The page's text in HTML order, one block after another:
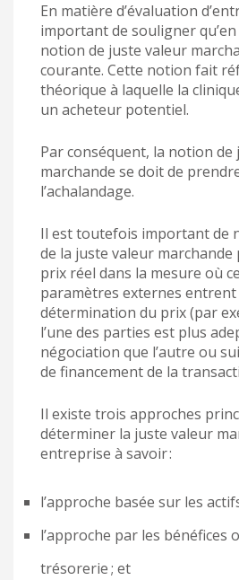
En matière d’évaluation
important de souligner
notion de juste valeur
courante. Cette notion fait
théorique à laquelle la
un acheteur potentiel.
Par conséquent, la notion de
marchande se doit de
l’achalandage.
Il est toutefois important de
de la juste valeur
prix réel dans la mesure où
paramètres externes entrent
détermination du prix (par
l’une des parties est plus
négociation que l’autre ou
de financement de la
Il existe trois approches
déterminer la juste valeur
entreprise à savoir :
l’approche basée sur les
l’approche par les bénéfices
trésorerie ; et